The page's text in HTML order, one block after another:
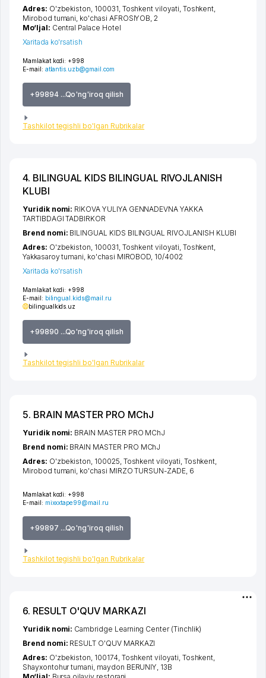
Mamlakat kodi: +998
E-mail: atlantis.uzb@gmail.com
+99894 ...Qo'ng'iroq qilish
Tashkilot tegishli bo'lgan Rubrikalar
Adres: O'zbekiston, 100031, Toshkent viloyati, Toshkent,
Mirobod tumani, ko'chasi AFROSIYOB, 2
Mo‘ljal: Central Palace Hotel
Xaritada ko'rsatish
4. BILINGUAL KIDS BILINGUAL RIVOJLANISH
KLUBI
Mamlakat kodi: +998
E-mail: bilingual.kids@mail.ru
bilingualkids.uz
+99890 ...Qo'ng'iroq qilish
Tashkilot tegishli bo'lgan Rubrikalar
Yuridik nomi: RIKOVA YULIYA GENNADEVNA YAKKA
TARTIBDAGI TADBIRKOR
Brend nomi: BILINGUAL KIDS BILINGUAL RIVOJLANISH KLUBI
Adres: O'zbekiston, 100031, Toshkent viloyati Toshkent
Yakkasaroy tumani ko'chasi MIROBOD , 10/4002
Xaritada ko'rsatish
5. BRAIN MASTER PRO MChJ
Mamlakat kodi: +998
E-mail: mixxxtape99@mail.ru
+99897 ...Qo'ng'iroq qilish
Tashkilot tegishli bo'lgan Rubrikalar
Yuridik nomi: BRAIN MASTER PRO MChJ
Brend nomi: BRAIN MASTER PRO MChJ
Adres: O'zbekiston, 100025, Toshkent viloyati Toshkent
Mirobod tumani ko'chasi MIRZO TURSUN-ZADE, 6
6. RESULT O'QUV MARKAZI
Yuridik nomi: Cambridge Learning Center (Tinchlik)
Brend nomi: RESULT O'QUV MARKAZI
Adres: O'zbekiston, 100174, Toshkent viloyati, Toshkent,
Shayxontohur tumani, maydon BERUNIY, 13В